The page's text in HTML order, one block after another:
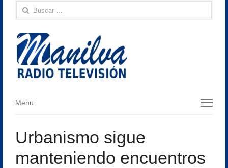
Buscar:
Menu
Menu
Urbanismo sigue
manteniendo encuentros